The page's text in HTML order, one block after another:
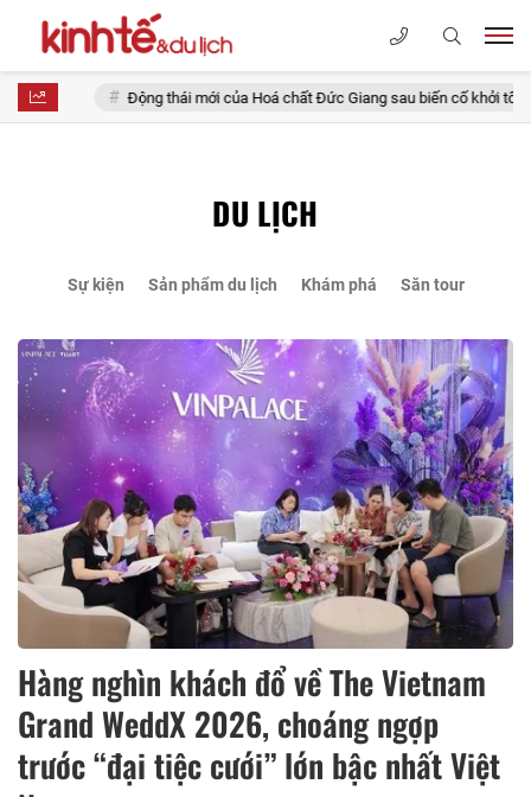
Động thái mới của Hoá chất Đức Giang sau biến cố khởi tố thêm 3 lãnh
DU LỊCH
Sự kiện Sản phẩm du lịch Khám phá Săn tour
Hàng nghìn khách đổ về The Vietnam
Grand WeddX 2026, choáng ngợp
trước “đại tiệc cưới” lớn bậc nhất Việt